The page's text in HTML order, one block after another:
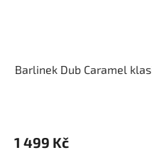
Barlinek Dub Caramel
1 499 Kč